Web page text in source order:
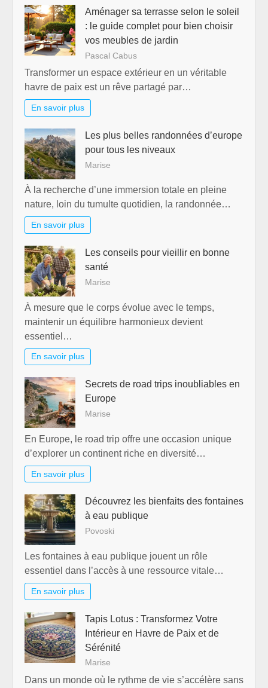
Aménager sa terrasse selon le soleil
: le guide complet pour bien choisir
vos meubles de jardin
Pascal Cabus
Transformer un espace extérieur en un véritable
havre de paix est un rêve partagé par…
En savoir plus
Les plus belles randonnées d’europe
pour tous les niveaux
Marise
À la recherche d’une immersion totale en pleine
nature, loin du tumulte quotidien, la randonnée…
En savoir plus
Les conseils pour vieillir en bonne
santé
Marise
À mesure que le corps évolue avec le temps,
maintenir un équilibre harmonieux devient
essentiel…
En savoir plus
Secrets de road trips inoubliables en
Europe
Marise
En Europe, le road trip offre une occasion unique
d’explorer un continent riche en diversité…
En savoir plus
Découvrez les bienfaits des fontaines
à eau publique
Povoski
Les fontaines à eau publique jouent un rôle
essentiel dans l’accès à une ressource vitale…
En savoir plus
Tapis Lotus : Transformez Votre
Intérieur en Havre de Paix et de
Sérénité
Marise
Dans un monde où le rythme de vie s’accélère sans